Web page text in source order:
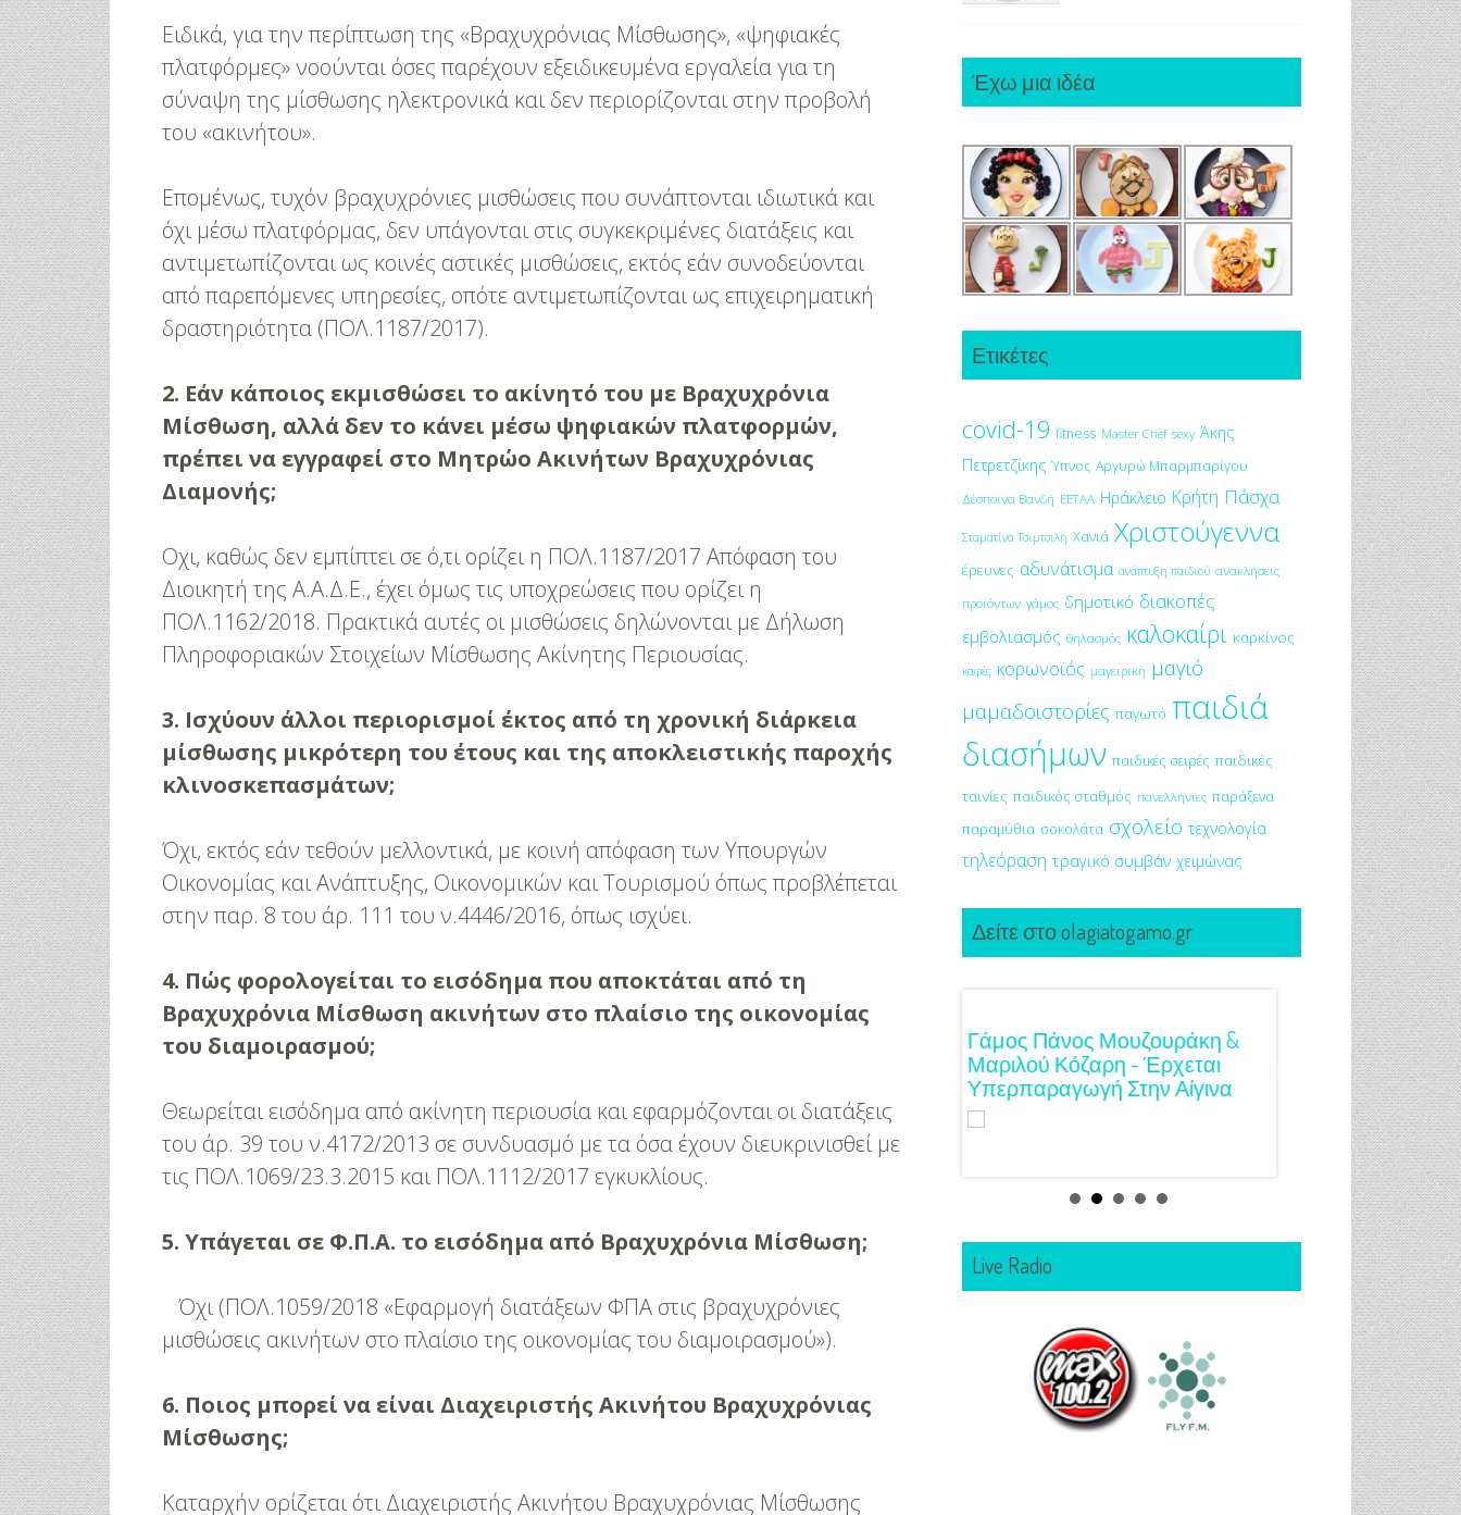
Ειδικά, για την περίπτωση της «Βραχυχρόνιας Μίσθωσης», «ψηφιακές
πλατφόρμες» νοούνται όσες παρέχουν εξειδικευμένα εργαλεία για τη
σύναψη της μίσθωσης ηλεκτρονικά και δεν περιορίζονται στην προβολή
του «ακινήτου».
Επομένως, τυχόν βραχυχρόνιες μισθώσεις που συνάπτονται ιδιωτικά και
όχι μέσω πλατφόρμας, δεν υπάγονται στις συγκεκριμένες διατάξεις και
αντιμετωπίζονται ως κοινές αστικές μισθώσεις, εκτός εάν συνοδεύονται
από παρεπόμενες υπηρεσίες, οπότε αντιμετωπίζονται ως επιχειρηματική
δραστηριότητα (ΠΟΛ.1187/2017).
2. Εάν κάποιος εκμισθώσει το ακίνητό του με Βραχυχρόνια
Μίσθωση, αλλά δεν το κάνει μέσω ψηφιακών πλατφορμών,
πρέπει να εγγραφεί στο Μητρώο Ακινήτων Βραχυχρόνιας
Διαμονής;
Οχι, καθώς δεν εμπίπτει σε ό,τι ορίζει η ΠΟΛ.1187/2017 Απόφαση του
Διοικητή της Α.Α.Δ.Ε., έχει όμως τις υποχρεώσεις που ορίζει η
ΠΟΛ.1162/2018. Πρακτικά αυτές οι μισθώσεις δηλώνονται με Δήλωση
Πληροφοριακών Στοιχείων Μίσθωσης Ακίνητης Περιουσίας.
3. Ισχύουν άλλοι περιορισμοί έκτος από τη χρονική διάρκεια
μίσθωσης μικρότερη του έτους και της αποκλειστικής παροχής
κλινοσκεπασμάτων;
Όχι, εκτός εάν τεθούν μελλοντικά, με κοινή απόφαση των Υπουργών
Οικονομίας και Ανάπτυξης, Οικονομικών και Τουρισμού όπως προβλέπεται
στην παρ. 8 του άρ. 111 του ν.4446/2016, όπως ισχύει.
4. Πώς φορολογείται το εισόδημα που αποκτάται από τη
Βραχυχρόνια Μίσθωση ακινήτων στο πλαίσιο της οικονομίας
του διαμοιρασμού;
Θεωρείται εισόδημα από ακίνητη περιουσία και εφαρμόζονται οι διατάξεις
του άρ. 39 του ν.4172/2013 σε συνδυασμό με τα όσα έχουν διευκρινισθεί με
τις ΠΟΛ.1069/23.3.2015 και ΠΟΛ.1112/2017 εγκυκλίους.
5. Υπάγεται σε Φ.Π.Α. το εισόδημα από Βραχυχρόνια Μίσθωση;
Όχι (ΠΟΛ.1059/2018 «Εφαρμογή διατάξεων ΦΠΑ στις βραχυχρόνιες
μισθώσεις ακινήτων στο πλαίσιο της οικονομίας του διαμοιρασμού»).
6. Ποιος μπορεί να είναι Διαχειριστής Ακινήτου Βραχυχρόνιας
Μίσθωσης;
Καταρχήν ορίζεται ότι Διαχειριστής Ακινήτου Βραχυχρόνιας Μίσθωσης
Έχω μια ιδέα
Ετικέτες
covid-19 fitness Master Chef sexy Άκης
Πετρετζίκης Ύπνος Αργυρώ Μπαρμπαρίγου
Δέσποινα Βανδή ΕΕΤΑΑ Ηράκλειο Κρήτη Πάσχα
Σταματίνα Τσιμτσιλή Χανιά Χριστούγεννα
έρευνες αδυνάτισμα ανάπτυξη παιδιού ανακλήσεις
προϊόντων γάμος δημοτικό διακοπές
εμβολιασμός θηλασμός καλοκαίρι καρκίνος
καφές κορωνοϊός μαγειρική μαγιό
μαμαδοιστορίες παγωτό παιδιά
διασήμων παιδικές σειρές παιδικές
ταινίες παιδικός σταθμός πανελλήνιες παράξενα
παραμύθια σοκολάτα σχολείο τεχνολογία
τηλεόραση τραγικό συμβάν χειμώνας
Δείτε στο olagiatogamo.gr
3 Προτάσεις Για Γαμήλιο Ταξίδι
Για Όλα Τα Γούστα!
Γάμος Πάνος Μουζουράκη &
Μαριλού Κόζαρη - Έρχεται
Υπερπαραγωγή Στην Αίγινα
Κόκκινο Κραγιόν
Live Radio